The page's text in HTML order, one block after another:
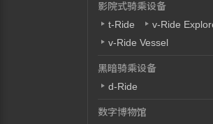
影院式骑乘设备
t-Ride
v-Ride
v-Ride Vessel
黑暗骑乘设备
d-Ride
数字博物馆